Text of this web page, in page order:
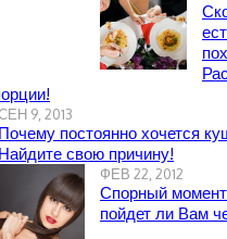
9, 2013
Почему постоянно хочется
Найдите свою причину!
ФЕВ 22, 2012
Спорный
пойдет ли Вам